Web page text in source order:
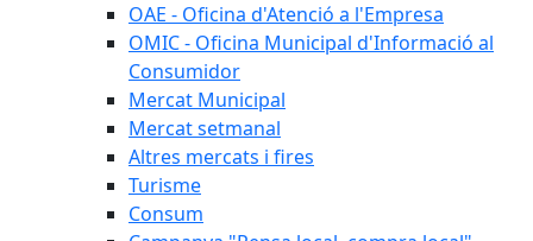
OAE - Oficina d'Atenció a l'Empresa
OMIC - Oficina Municipal d'Informació al
Consumidor
Mercat Municipal
Mercat setmanal
Altres mercats i fires
Turisme
Consum